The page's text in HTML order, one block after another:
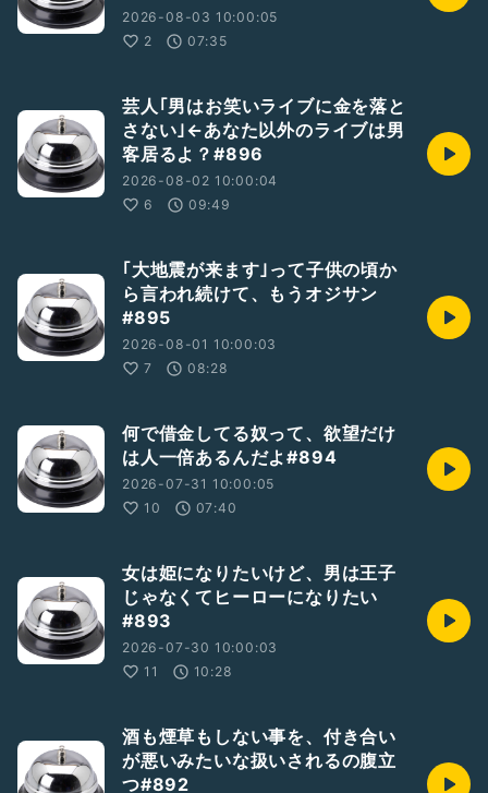
2026-08-03 10:00:05
2
07:35
芸人｢男はお笑いライブに金を落と
さない｣←あなた以外のライブは男
客居るよ？#896
2026-08-02 10:00:04
6
09:49
｢大地震が来ます｣って子供の頃か
ら言われ続けて、もうオジサン
#895
2026-08-01 10:00:03
7
08:28
何で借金してる奴って、欲望だけ
は人一倍あるんだよ#894
2026-07-31 10:00:05
10
07:40
女は姫になりたいけど、男は王子
じゃなくてヒーローになりたい
#893
2026-07-30 10:00:03
11
10:28
酒も煙草もしない事を、付き合い
が悪いみたいな扱いされるの腹立
つ#892